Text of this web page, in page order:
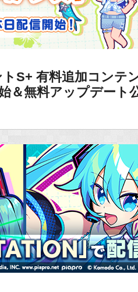
S+ 有料追加コンテ
＆無料アップデート